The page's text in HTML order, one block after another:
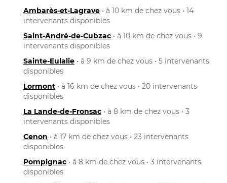
Ambarès-et-Lagrave • à 10 km de chez vous • 14
intervenants disponibles
Saint-André-de-Cubzac • à 10 km de chez vous • 9
intervenants disponibles
Sainte-Eulalie • à 9 km de chez vous • 5 intervenants
disponibles
Lormont • à 16 km de chez vous • 20 intervenants
disponibles
La Lande-de-Fronsac • à 8 km de chez vous • 3
intervenants disponibles
Cenon • à 17 km de chez vous • 23 intervenants
disponibles
Pompignac • à 8 km de chez vous • 3 intervenants
disponibles